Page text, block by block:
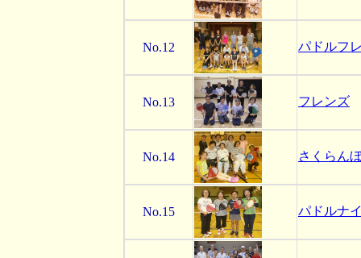
No.12 パドルフ
No.13 フレンズ
No.14 さくらん
No.15 パドルナ